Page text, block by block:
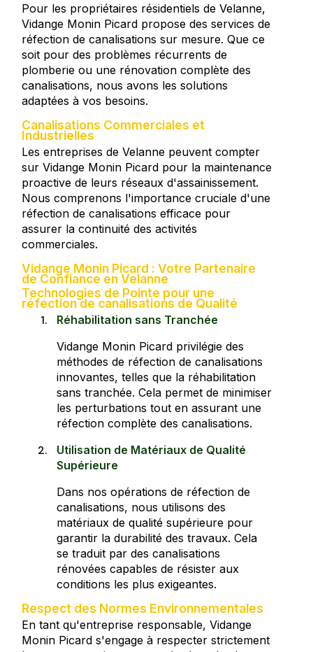
Pour les propriétaires résidentiels de Velanne,
Vidange Monin Picard propose des services de
réfection de canalisations sur mesure. Que ce
soit pour des problèmes récurrents de
plomberie ou une rénovation complète des
canalisations, nous avons les solutions
adaptées à vos besoins.
Canalisations Commerciales et
Industrielles
Les entreprises de Velanne peuvent compter
sur Vidange Monin Picard pour la maintenance
proactive de leurs réseaux d'assainissement.
Nous comprenons l'importance cruciale d'une
réfection de canalisations efficace pour
assurer la continuité des activités
commerciales.
Vidange Monin Picard : Votre Partenaire
de Confiance en Velanne
Technologies de Pointe pour une
réfection de canalisations de Qualité
Réhabilitation sans Tranchée
Vidange Monin Picard privilégie des
méthodes de réfection de canalisations
innovantes, telles que la réhabilitation
sans tranchée. Cela permet de minimiser
les perturbations tout en assurant une
réfection complète des canalisations.
Utilisation de Matériaux de Qualité
Supérieure
Dans nos opérations de réfection de
canalisations, nous utilisons des
matériaux de qualité supérieure pour
garantir la durabilité des travaux. Cela
se traduit par des canalisations
rénovées capables de résister aux
conditions les plus exigeantes.
Respect des Normes Environnementales
En tant qu'entreprise responsable, Vidange
Monin Picard s'engage à respecter strictement